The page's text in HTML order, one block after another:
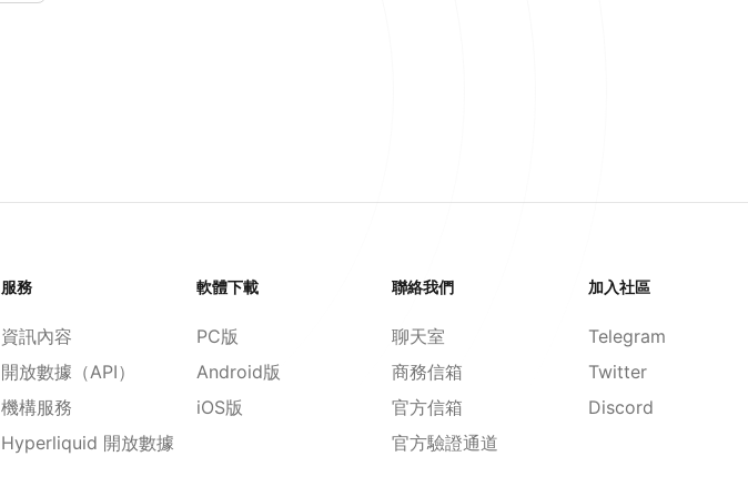
服務
資訊內容
開放數據（API）
機構服務
Hyperliquid 開放數據
軟體下載
PC版
Android版
iOS版
聯絡我們
聊天室
商務信箱
官方信箱
官方驗證通道
加入社區
Telegram
Twitter
Discord